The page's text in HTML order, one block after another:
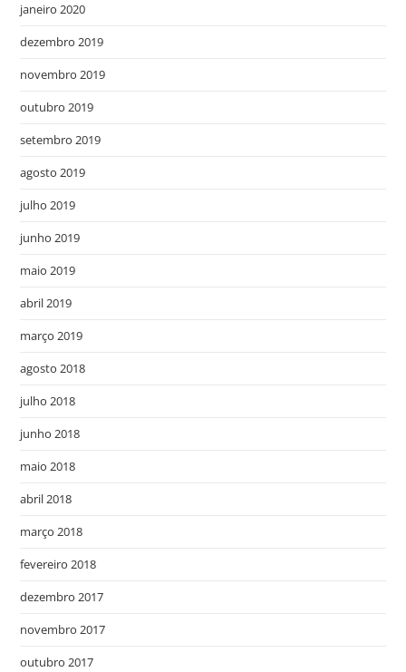
janeiro 2020
dezembro 2019
novembro 2019
outubro 2019
setembro 2019
agosto 2019
julho 2019
junho 2019
maio 2019
abril 2019
março 2019
agosto 2018
julho 2018
junho 2018
maio 2018
abril 2018
março 2018
fevereiro 2018
dezembro 2017
novembro 2017
outubro 2017